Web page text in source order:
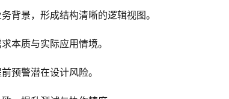
背景，形成结构清晰的逻辑视图。
本质与实际应用情境。
预警潜在设计风险。